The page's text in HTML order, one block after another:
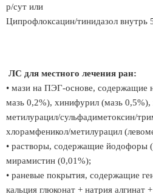
р/сут или
Ципрофлоксацин/тинидазол внутрь
ЛС для местного лечения ран:
• мази на ПЭГ-основе, содержащие
мазь 0,2%), хинифурил (мазь
метилурацил/сульфадиметоксин/
хлорамфеникол/метилурацил
• растворы, содержащие йодофоры
мирамистин (0,01%);
• раневые покрытия, содержащие
кальция глюконат + натрия алгинат